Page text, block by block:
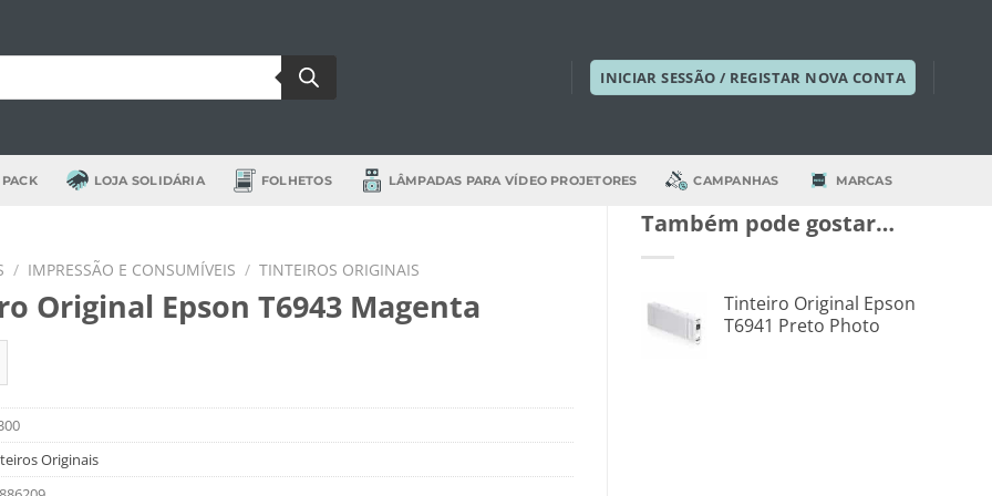
INICIAR SESSÃO / REGISTAR NOVA CONTA
LOJA SOLIDÁRIA FOLHETOS LÂMPADAS PARA VÍDEO PROJETORES CAMPANHAS MARCAS
Também pode gostar…
Tinteiro Original Epson
T6941 Preto Photo
/ IMPRESSÃO E CONSUMÍVEIS / TINTEIROS ORIGINAIS
Original Epson T6943 Magenta
de Tinteiro Original Epson T6943 Magenta
Originais